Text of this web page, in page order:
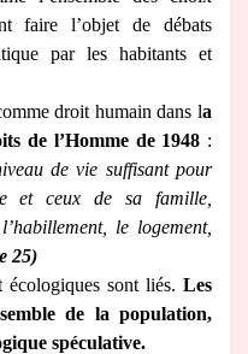
faire l’objet de débats
par les habitants et
droit humain dans la
de l’Homme de 1948 :
de vie suffisant pour
et ceux de sa famille,
le logement,
25)
écologiques sont liés. Les
de la population,
spéculative.